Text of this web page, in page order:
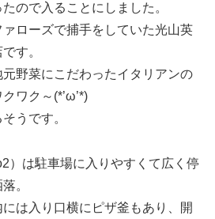
ので入ることにしました。
ローズで捕手をしていた光山英
す。
野菜にこだわったイタリアンの
ワク～(*’ω’*)
うです。
）は駐車場に入りやすくて広く停
。
は入り口横にピザ釜もあり、開